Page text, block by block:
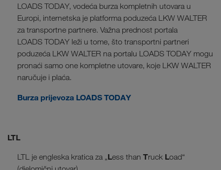
LOADS TODAY, vodeća burza kompletnih utovara u
Europi, internetska je platforma poduzeća LKW WALTER
za transportne partnere. Važna prednost portala
LOADS TODAY leži u tome, što transportni partneri
poduzeća LKW WALTER na portalu LOADS TODAY mogu
pronaći samo one kompletne utovare, koje LKW WALTER
naručuje i plaća.
Burza prijevoza LOADS TODAY
LTL
LTL je engleska kratica za „Less than Truck Load“